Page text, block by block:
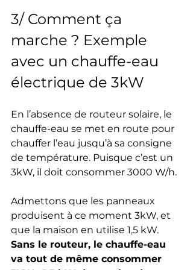
3/ Comment ça
marche ? Exemple
avec un chauffe-eau
électrique de 3kW
En l’absence de routeur solaire, le
chauffe-eau se met en route pour
chauffer l’eau jusqu’à sa consigne
de température. Puisque c’est un
3kW, il doit consommer 3000 W/h.
Admettons que les panneaux
produisent à ce moment 3kW, et
que la maison en utilise 1,5 kW.
Sans le routeur, le chauffe-eau
va tout de même consommer